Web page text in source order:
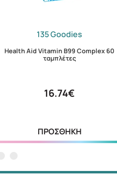
135 Goodies
Health Aid Vitamin B99 Complex 60
ταμπλέτες
16.74€
ΠΡΟΣΘΗΚΗ